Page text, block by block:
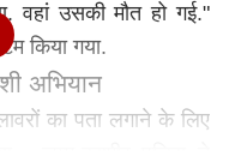
वहां उसकी मौत हो गई."
किया गया.
अभियान
का पता लगाने के लिए